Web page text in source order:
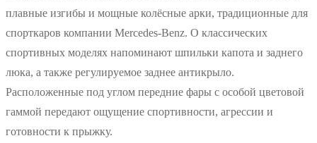
плавные изгибы и мощные колёсные арки, традиционные для
спорткаров компании Mercedes-Benz. О классических
спортивных моделях напоминают шпильки капота и заднего
люка, а также регулируемое заднее антикрыло.
Расположенные под углом передние фары с особой цветовой
гаммой передают ощущение спортивности, агрессии и
готовности к прыжку.